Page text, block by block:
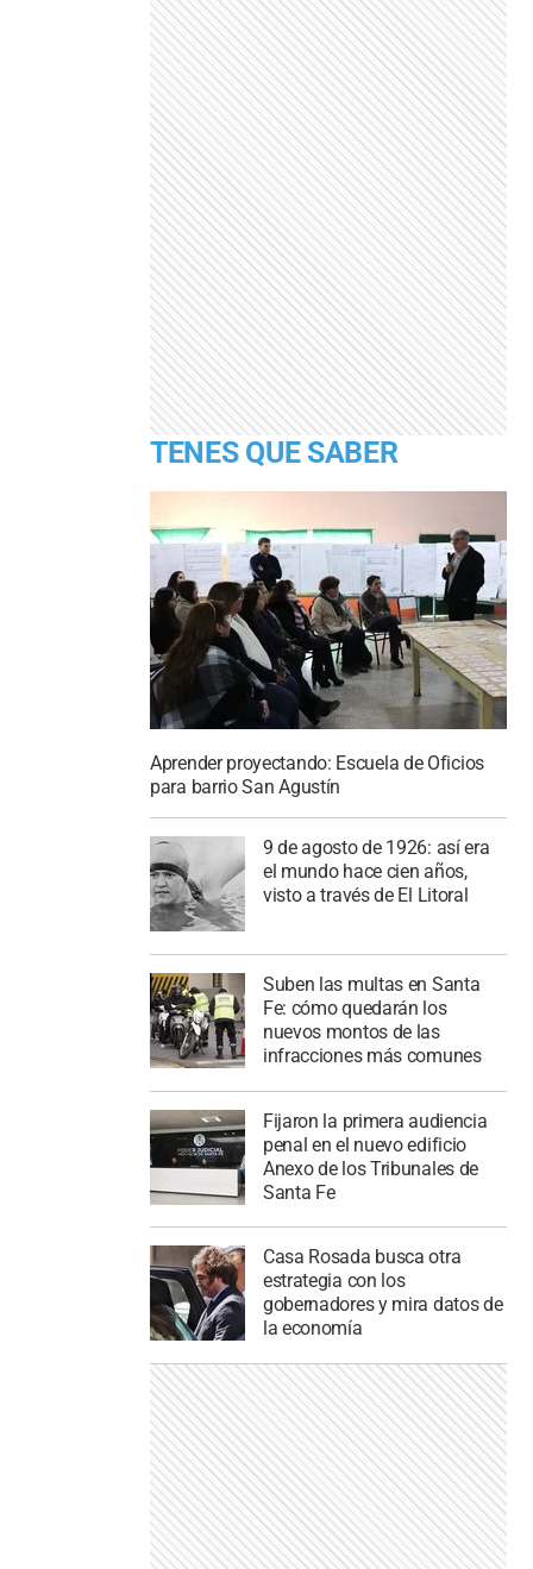
TENES QUE SABER
Aprender proyectando: Escuela de Oficios
para barrio San Agustín
9 de agosto de 1926: así era
el mundo hace cien años,
visto a través de El Litoral
Suben las multas en Santa
Fe: cómo quedarán los
nuevos montos de las
infracciones más comunes
Fijaron la primera audiencia
penal en el nuevo edificio
Anexo de los Tribunales de
Santa Fe
Casa Rosada busca otra
estrategia con los
gobernadores y mira datos de
la economía